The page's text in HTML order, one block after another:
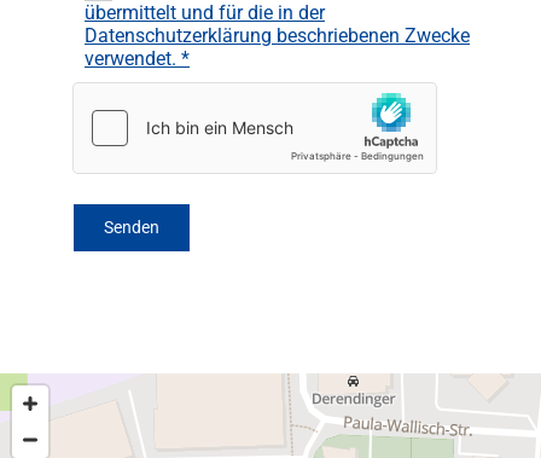
übermittelt und für die in der
Datenschutzerklärung beschriebenen Zwecke
verwendet. *